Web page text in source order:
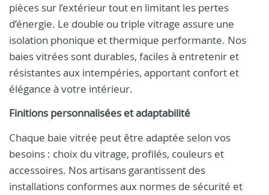
pièces sur l’extérieur tout en limitant les pertes
d’énergie. Le double ou triple vitrage assure une
isolation phonique et thermique performante. Nos
baies vitrées sont durables, faciles à entretenir et
résistantes aux intempéries, apportant confort et
élégance à votre intérieur.
Finitions personnalisées et adaptabilité
Chaque baie vitrée peut être adaptée selon vos
besoins : choix du vitrage, profilés, couleurs et
accessoires. Nos artisans garantissent des
installations conformes aux normes de sécurité et